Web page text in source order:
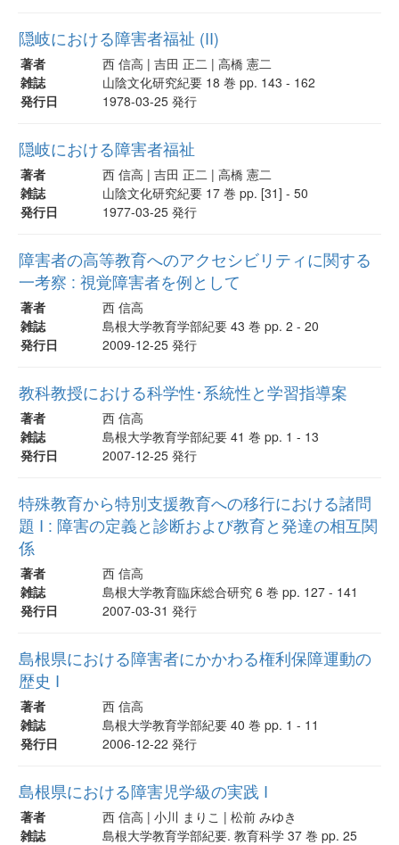
隠岐における障害者福祉 (II)
著者
西 信高 | 吉田 正二 | 高橋 憲二
雑誌
山陰文化研究紀要 18 巻 pp. 143 - 162
発行日
1978-03-25 発行
隠岐における障害者福祉
著者
西 信高 | 吉田 正二 | 高橋 憲二
雑誌
山陰文化研究紀要 17 巻 pp. [31] - 50
発行日
1977-03-25 発行
障害者の高等教育へのアクセシビリティに関する
一考察 : 視覚障害者を例として
著者
西 信高
雑誌
島根大学教育学部紀要 43 巻 pp. 2 - 20
発行日
2009-12-25 発行
教科教授における科学性･系統性と学習指導案
著者
西 信高
雑誌
島根大学教育学部紀要 41 巻 pp. 1 - 13
発行日
2007-12-25 発行
特殊教育から特別支援教育への移行における諸問
題 I : 障害の定義と診断および教育と発達の相互関
係
著者
西 信高
雑誌
島根大学教育臨床総合研究 6 巻 pp. 127 - 141
発行日
2007-03-31 発行
島根県における障害者にかかわる権利保障運動の
歴史 I
著者
西 信高
雑誌
島根大学教育学部紀要 40 巻 pp. 1 - 11
発行日
2006-12-22 発行
島根県における障害児学級の実践 I
著者
西 信高 | 小川 まりこ | 松前 みゆき
雑誌
島根大学教育学部紀要. 教育科学 37 巻 pp. 25